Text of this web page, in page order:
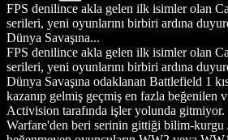
FPS denilince akla gelen ilk isimler olan
serileri, yeni oyunlarını birbiri ardına
Dünya Savaşına...
FPS denilince akla gelen ilk isimler olan
serileri, yeni oyunlarını birbiri ardına
Dünya Savaşına odaklanan Battlefield 1
kazanıp gelmiş geçmiş en fazla beğenilen
Activision tarafında işler yolunda
Warfare'den beri serinin gittiği bilim-kurgu /